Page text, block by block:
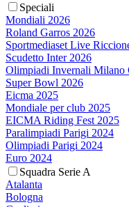
Speciali
Mondiali 2026
Roland Garros 2026
Sportmediaset Live
Scudetto Inter 2026
Olimpiadi Invernali Milano
Super Bowl 2026
Eicma 2025
Mondiale per club 2025
EICMA Riding Fest 2025
Paralimpiadi Parigi 2024
Olimpiadi Parigi 2024
Euro 2024
Squadra Serie A
Atalanta
Bologna